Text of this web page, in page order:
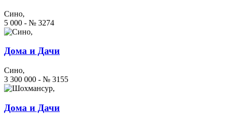
Сино,
5 000 - № 3274
Дома и Дачи
Сино,
3 300 000 - № 3155
Дома и Дачи